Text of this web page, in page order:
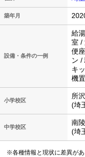
築年月
設備・条件の一例
給
室 /
便
ン /
キ
機
小学校区
所
(埼
中学校区
南
(埼
※各種情報と現状に差異があ